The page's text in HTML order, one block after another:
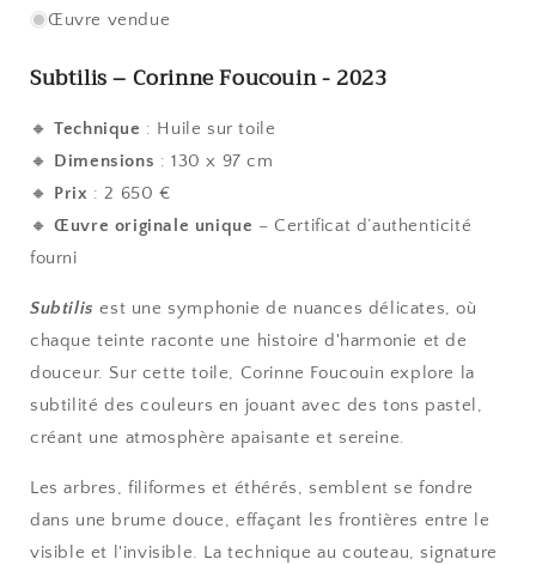
Œuvre vendue
Subtilis– Corinne Foucouin - 2023
🔸Technique : Huile sur toile
🔸 Dimensions : 130 x 97 cm
🔸 Prix : 2 650 €
🔸Œuvre originale unique – Certificat d’authenticité
fourni
Subtilis est une symphonie de nuances délicates, où
chaque teinte raconte une histoire d'harmonie et de
douceur. Sur cette toile, Corinne Foucouin explore la
subtilité des couleurs en jouant avec des tons pastel,
créant une atmosphère apaisante et sereine.
Les arbres, filiformes et éthérés, semblent se fondre
dans une brume douce, effaçant les frontières entre le
visible et l'invisible. La technique au couteau, signature